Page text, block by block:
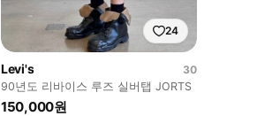
24
Levi's
30
90년도 리바이스 루즈 실버탭 JORTS
150,000원